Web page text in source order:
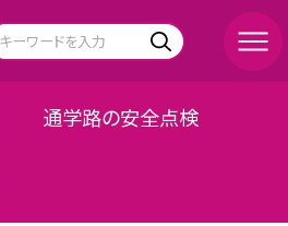
通学路の安全点検